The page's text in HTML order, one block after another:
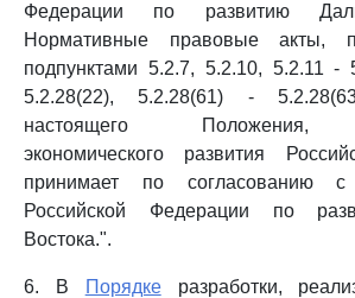
Федерации по развитию
Нормативные правовые акты,
подпунктами 5.2.7, 5.2.10, 5.2.11 -
5.2.28(22), 5.2.28(61) -
настоящего Положения,
экономического развития
принимает по согласованию с
Российской Федерации по
Востока.".
6. В Порядкеразработки,